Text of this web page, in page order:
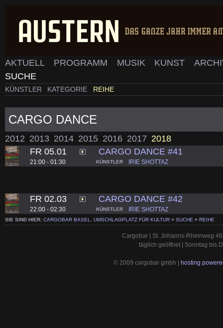
AKTUELL PROGRAMM MUSIK KUNST
SUCHE
KÜNSTLER KATEGORIE REIHE
CARGO DANCE
2012 2013 2014 2015 2016 2017 2018
FR 05.01
21:00 - 01:30
CARGO DANCE #41
KÜNSTLER IRIE SHOTTAZ
FR 02.03
22:00 - 02:30
CARGO DANCE #42
KÜNSTLER IRIE SHOTTAZ
SIE SIND HIER: CARGOBAR BASEL, UMSCHLAGPLATZ FÜR KULTUR > SUCHE > REIHE
Cargobar | St. Johanns-Rheinweg
täglich geöffnet | Sonntag bis
© 2009 cargobar gmbh | hosting